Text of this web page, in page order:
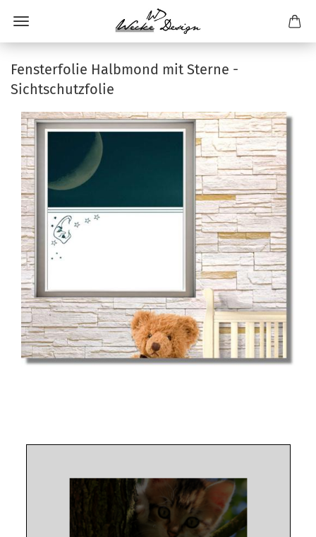
Fensterfolie Halbmond mit Sterne -
Sichtschutzfolie